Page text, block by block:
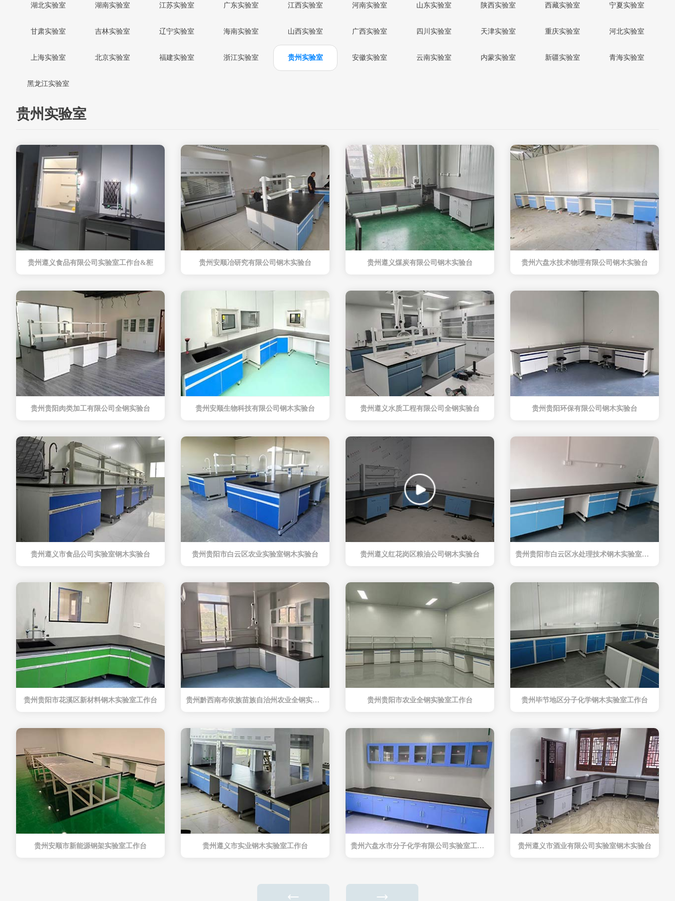
湖北实验室 湖南实验室 江苏实验室 广东实验室 江西实验室 河南实验室 山东实验室 陕西实验室 西藏实验室 宁夏实验室
甘肃实验室 吉林实验室 辽宁实验室 海南实验室 山西实验室 广西实验室 四川实验室 天津实验室 重庆实验室 河北实验室
上海实验室 北京实验室 福建实验室 浙江实验室 贵州实验室 安徽实验室 云南实验室 内蒙实验室 新疆实验室 青海实验室
黑龙江实验室
贵州实验室
贵州遵义食品有限公司实验室工作台&柜 贵州安顺冶研究有限公司钢木实验台 贵州遵义煤炭有限公司钢木实验台 贵州六盘水技术物理有限公司钢木实验台
贵州贵阳肉类加工有限公司全钢实验台 贵州安顺生物科技有限公司钢木实验台 贵州遵义水质工程有限公司全钢实验台 贵州贵阳环保有限公司钢木实验台
贵州遵义市食品公司实验室钢木实验台 贵州贵阳市白云区农业实验室钢木实验台 贵州遵义红花岗区粮油公司钢木实验台 贵州贵阳市白云区水处理技术钢木实验室工作台
贵州贵阳市花溪区新材料钢木实验室工作台 贵州黔西南布依族苗族自治州农业全钢实验室工作台 贵州贵阳市农业全钢实验室工作台 贵州毕节地区分子化学钢木实验室工作台
贵州安顺市新能源钢架实验室工作台 贵州遵义市实业钢木实验室工作台 贵州六盘水市分子化学有限公司实验室工作台 贵州遵义市酒业有限公司实验室钢木实验台